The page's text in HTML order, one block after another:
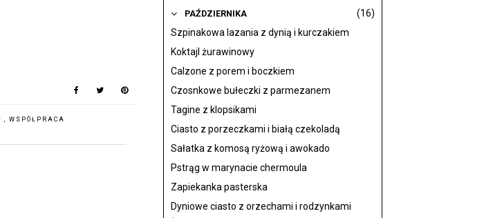
WSPÓŁPRACA
PAŹDZIERNIKA
(16)
Szpinakowa lazania z dynią i kurczakiem
Koktajl żurawinowy
Calzone z porem i boczkiem
Czosnkowe bułeczki z parmezanem
Tagine z klopsikami
Ciasto z porzeczkami i białą czekoladą
Sałatka z komosą ryżową i awokado
Pstrąg w marynacie chermoula
Zapiekanka pasterska
Dyniowe ciasto z orzechami i rodzynkami